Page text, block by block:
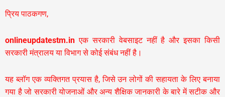
प्रिय पाठकगण,
onlineupdatestm.in एक सरकारी वेबसाइट नहीं है और इसका किसी
सरकारी मंत्रालय या विभाग से कोई संबंध नहीं है।
यह ब्लॉग एक व्यक्तिगत प्रयास है, जिसे उन लोगों की सहायता के लिए बनाया
गया है जो सरकारी योजनाओं और अन्य शैक्षिक जानकारी के बारे में सटीक और